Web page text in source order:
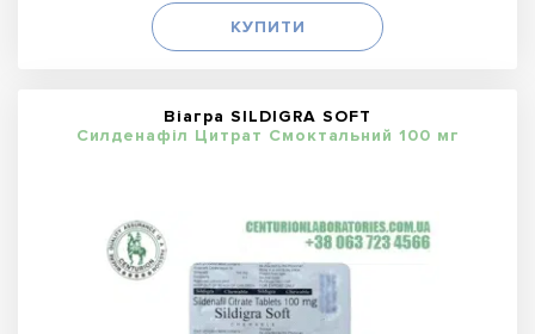
КУПИТИ
Віагра SILDIGRA SOFT
Силденафіл Цитрат Смоктальний 100 мг